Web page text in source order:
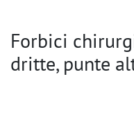
Forbici
dritte, punte